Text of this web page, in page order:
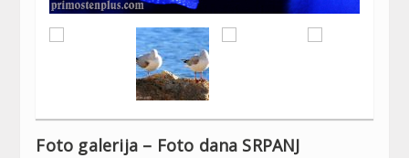
Foto galerija – Foto dana SRPANJ